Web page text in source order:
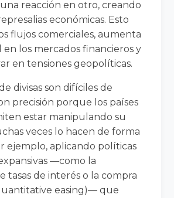
reacción en otro, creando
económicas. Esto
flujos comerciales, aumenta
en los mercados financieros y
en tensiones geopolíticas.
divisas son difíciles de
precisión porque los países
estar manipulando su
veces lo hacen de forma
ejemplo, aplicando políticas
—como la
tasas de interés o la compra
easing)— que